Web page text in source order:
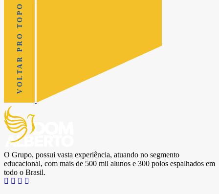
VOLTAR PRO TOPO
O Grupo, possui vasta experiência, atuando no segmento
educacional, com mais de 500 mil alunos e 300 polos espalhados em
todo o Brasil.